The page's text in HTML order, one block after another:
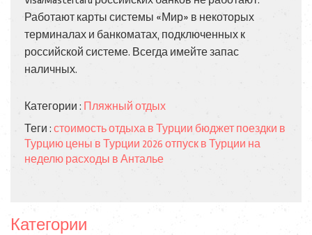
Работают карты системы «Мир» в некоторых
терминалах и банкоматах, подключенных к
российской системе. Всегда имейте запас
наличных.
Категории : Пляжный отдых
Теги : стоимость отдыха в Турции бюджет поездки в
Турцию цены в Турции 2026 отпуск в Турции на
неделю расходы в Анталье
Категории